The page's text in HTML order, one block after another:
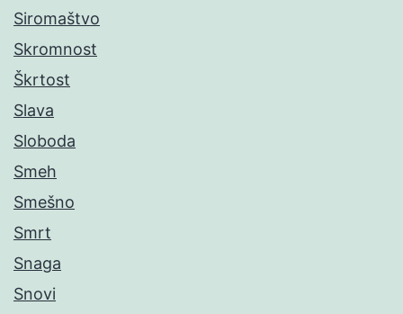
Siromaštvo
Skromnost
Škrtost
Slava
Sloboda
Smeh
Smešno
Smrt
Snaga
Snovi